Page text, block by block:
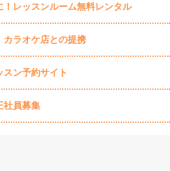
！レッスンルーム無料レンタル
カラオケ店との提携
ン予約サイト
社員募集